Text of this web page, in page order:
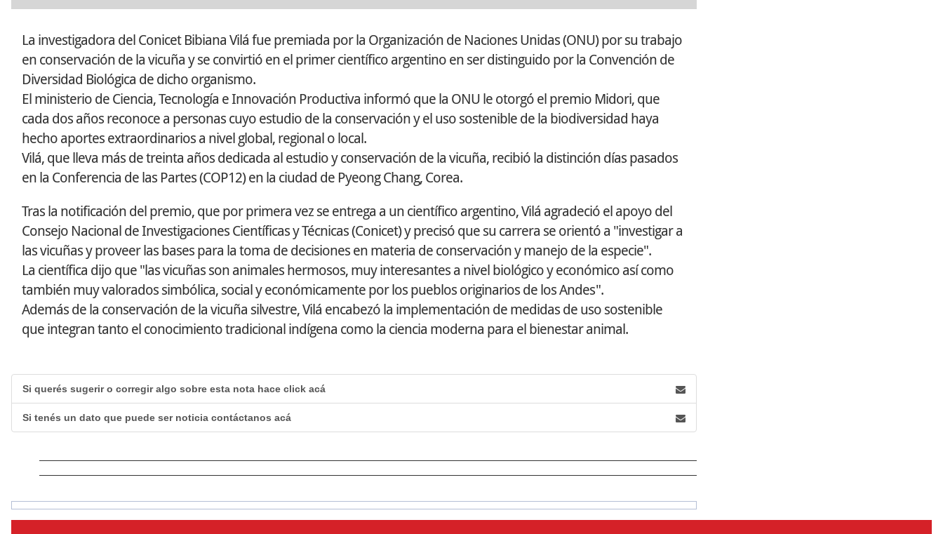
La investigadora del Conicet Bibiana Vilá fue premiada por la Organización de Naciones Unidas (ONU) por su trabajo
en conservación de la vicuña y se convirtió en el primer científico argentino en ser distinguido por la Convención de
Diversidad Biológica de dicho organismo.
El ministerio de Ciencia, Tecnología e Innovación Productiva informó que la ONU le otorgó el premio Midori, que
cada dos años reconoce a personas cuyo estudio de la conservación y el uso sostenible de la biodiversidad haya
hecho aportes extraordinarios a nivel global, regional o local.
Vilá, que lleva más de treinta años dedicada al estudio y conservación de la vicuña, recibió la distinción días pasados
en la Conferencia de las Partes (COP12) en la ciudad de Pyeong Chang, Corea.
Tras la notificación del premio, que por primera vez se entrega a un científico argentino, Vilá agradeció el apoyo del
Consejo Nacional de Investigaciones Científicas y Técnicas (Conicet) y precisó que su carrera se orientó a "investigar a
las vicuñas y proveer las bases para la toma de decisiones en materia de conservación y manejo de la especie".
La científica dijo que "las vicuñas son animales hermosos, muy interesantes a nivel biológico y económico así como
también muy valorados simbólica, social y económicamente por los pueblos originarios de los Andes".
Además de la conservación de la vicuña silvestre, Vilá encabezó la implementación de medidas de uso sostenible
que integran tanto el conocimiento tradicional indígena como la ciencia moderna para el bienestar animal.
Si querés sugerir o corregir algo sobre esta nota hace click acá
Si tenés un dato que puede ser noticia contáctanos acá